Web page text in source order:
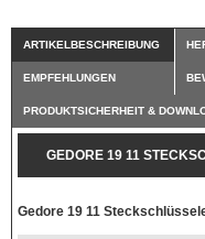
ARTIKELBESCHREIBUNG
EMPFEHLUNGEN
PRODUKTSICHERHEIT &
GEDORE 19 11
Gedore 19 11